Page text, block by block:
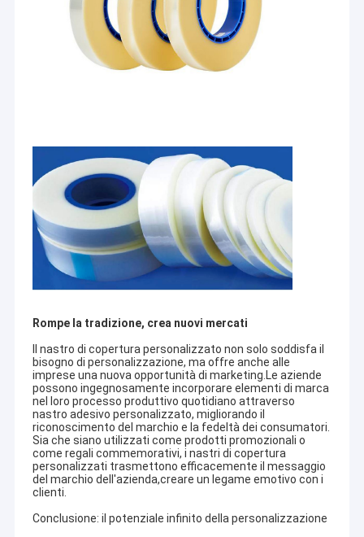
Casa
Prodotti
Chi siamo
Controllo di qualità
Contattaci
notizie
Tutti i casi
Nastro d'imballaggio di ESD
Rompe la tradizione, crea nuovi mercati
Il nastro di copertura personalizzato non solo soddisfa il
bisogno di personalizzazione, ma offre anche alle
imprese una nuova opportunità di marketing.Le aziende
possono ingegnosamente incorporare elementi di marca
nel loro processo produttivo quotidiano attraverso
nastro adesivo personalizzato, migliorando il
riconoscimento del marchio e la fedeltà dei consumatori.
Sia che siano utilizzati come prodotti promozionali o
come regali commemorativi, i nastri di copertura
personalizzati trasmettono efficacemente il messaggio
del marchio dell'azienda,creare un legame emotivo con i
clienti.
Conclusione: il potenziale infinito della personalizzazione
SHENZHEN DELIXIN CO.,LTDè una delle più grandi società del
gruppo con oltre 30 anni di storia nel settore dei materiali di
imballaggio in Cina. La nostra sede principale si trova a
Singapore. Abbiamo diverse filiali in Malesia, Indonesia,
Thailandia e così via. Integra progettazione, produzione,
fabbricazione e servizio nel suo complesso.